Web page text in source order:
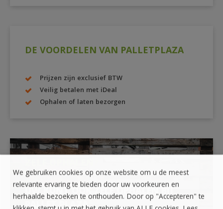
DE VOORDELEN VAN PALLETPLAZA
Prijzen zijn exclusief BTW
Veilig betalen met iDeal
Ophalen of laten bezorgen
UW KUNT OOK ZELF OPHALEN BIJ
We gebruiken cookies op onze website om u de meest
relevante ervaring te bieden door uw voorkeuren en
herhaalde bezoeken te onthouden. Door op "Accepteren" te